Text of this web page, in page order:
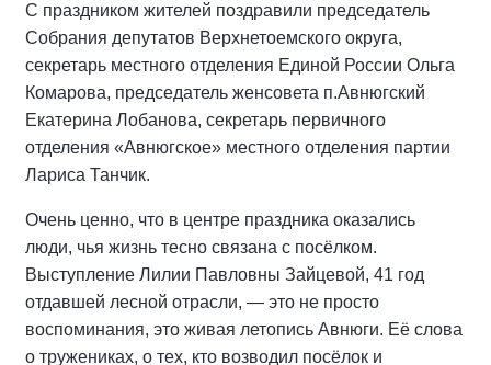
С праздником жителей поздравили председатель
Собрания депутатов Верхнетоемского округа,
секретарь местного отделения Единой России Ольга
Комарова, председатель женсовета п.Авнюгский
Екатерина Лобанова, секретарь первичного
отделения «Авнюгское» местного отделения партии
Лариса Танчик.
Очень ценно, что в центре праздника оказались
люди, чья жизнь тесно связана с посёлком.
Выступление Лилии Павловны Зайцевой, 41 год
отдавшей лесной отрасли, — это не просто
воспоминания, это живая летопись Авнюги. Её слова
о тружениках, о тех, кто возводил посёлок и